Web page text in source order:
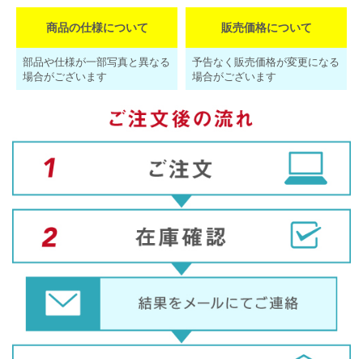
商品の仕様について
部品や仕様が一部写真と異なる
場合がございます
販売価格について
予告なく販売価格が変更になる
場合がございます